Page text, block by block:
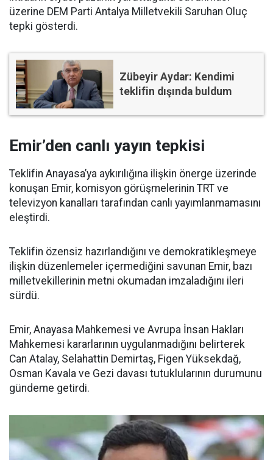
üzerine DEM Parti Antalya Milletvekili Saruhan Oluç
tepki gösterdi.
Zübeyir Aydar: Kendimi
teklifin dışında buldum
Emir’den canlı yayın tepkisi
Teklifin Anayasa’ya aykırılığına ilişkin önerge üzerinde
konuşan Emir, komisyon görüşmelerinin TRT ve
televizyon kanalları tarafından canlı yayımlanmamasını
eleştirdi.
Teklifin özensiz hazırlandığını ve demokratikleşmeye
ilişkin düzenlemeler içermediğini savunan Emir, bazı
milletvekillerinin metni okumadan imzaladığını ileri
sürdü.
Emir, Anayasa Mahkemesi ve Avrupa İnsan Hakları
Mahkemesi kararlarının uygulanmadığını belirterek
Can Atalay, Selahattin Demirtaş, Figen Yüksekdağ,
Osman Kavala ve Gezi davası tutuklularının durumunu
gündeme getirdi.